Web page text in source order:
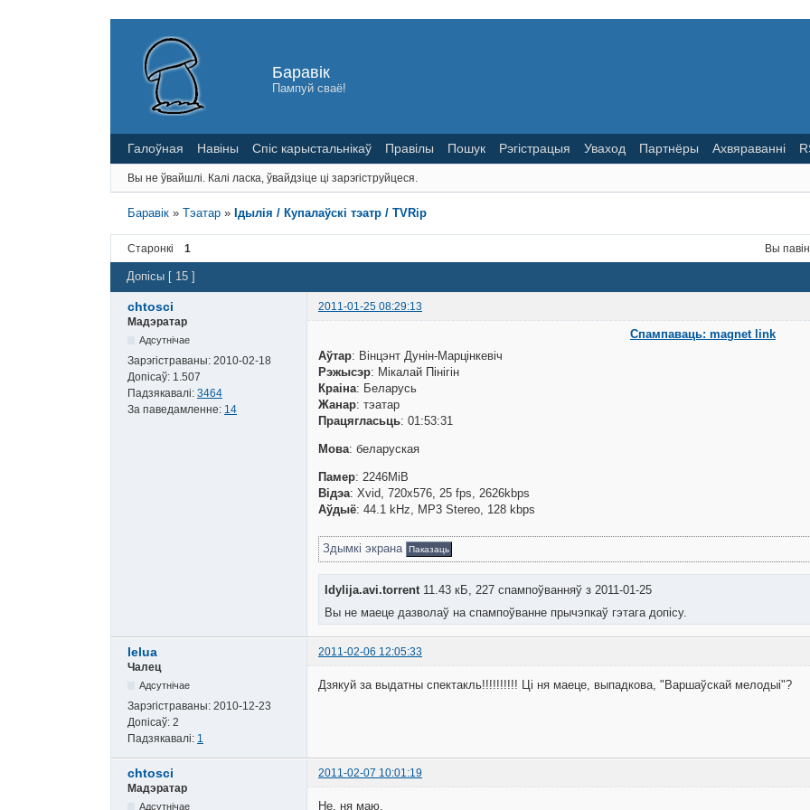
Баравік
Пампуй сваё!
Галоўная Навіны Спіс карыстальнікаў Правілы Пошук Рэгістрацыя Уваход Партнёры Ахвяраванні
Вы не ўвайшлі. Калі ласка, ўвайдзіце ці зарэгіструйцеся.
Баравік »Тэатар » Ідылія / Купалаўскі тэатр / TVRip
Старонкі 1 Вы
Допісы [ 15 ]
chtosci
2011-01-25 08:29:13
Мадэратар
Адсутнічае
Зарэгістраваны: 2010-02-18
Допісаў: 1.507
Падзякавалі: 3464
За паведамленне: 14
Спампаваць: magnet link
Аўтар: Вінцэнт Дунін-Марцінкевіч
Рэжысэр: Мікалай Пінігін
Краіна: Беларусь
Жанар: тэатар
Працягласьць: 01:53:31
Мова: беларуская
Памер: 2246MiB
Відэа: Xvid, 720x576, 25 fps, 2626kbps
Аўдыё: 44.1 kHz, MP3 Stereo, 128 kbps
Здымкі экрана Паказаць
Idylija.avi.torrent11.43 кБ, 227 спампоўванняў з 2011-01-25
Вы не маеце дазволаў на спампоўванне прычэпкаў гэтага допісу.
lelua
2011-02-06 12:05:33
Чалец
Адсутнічае
Зарэгістраваны: 2010-12-23
Допісаў: 2
Падзякавалі: 1
Дзякуй за выдатны спектакль!!!!!!!!!! Ці ня маеце, выпадкова, "Варшаўскай мелодыі"?
chtosci
2011-02-07 10:01:19
Мадэратар
Адсутнічае Не, ня маю.